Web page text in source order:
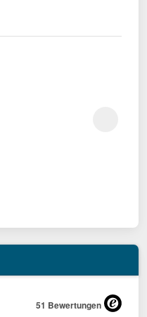
51 Bewertungen